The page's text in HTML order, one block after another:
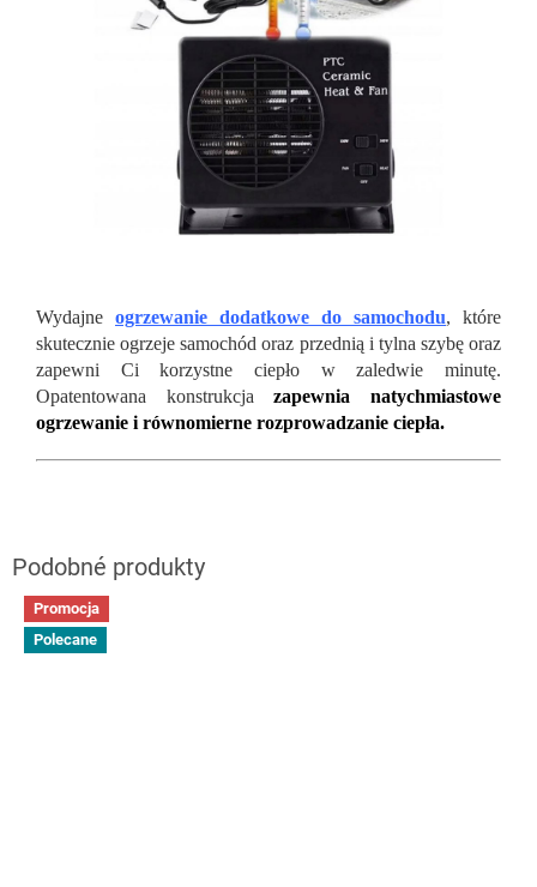
Wydajne ogrzewanie dodatkowe do samochodu, które
skutecznie ogrzeje samochód oraz przednią i tylna szybę oraz
zapewni Ci korzystne ciepło w zaledwie minutę.
Opatentowana konstrukcjazapewnia natychmiastowe
ogrzewanie i równomierne rozprowadzanie ciepła.
Promocja
Polecane